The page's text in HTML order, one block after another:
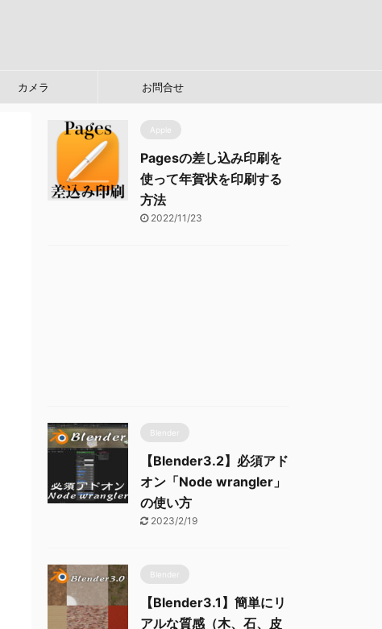
カメラ お問合せ
Apple
Pagesの差し込み印刷を
使って年賀状を印刷する
方法
2022/11/23
Blender
【Blender3.2】必須アド
オン「Node wrangler」
の使い方
2023/2/19
Blender
【Blender3.1】簡単にリ
アルな質感（木、石、皮